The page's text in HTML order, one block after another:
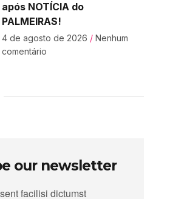
após NOTÍCIA do
PALMEIRAS!
4 de agosto de 2026 Nenhum
comentário
our newsletter
facilisi dictumst